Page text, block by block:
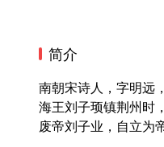
简介
南朝宋诗人，字明远
海王刘子顼镇荆州时
废帝刘子业，自立为